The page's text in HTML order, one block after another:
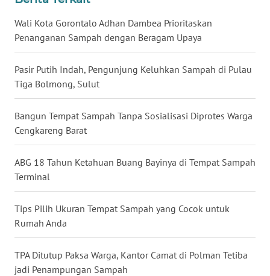
Wali Kota Gorontalo Adhan Dambea Prioritaskan
Penanganan Sampah dengan Beragam Upaya
Pasir Putih Indah, Pengunjung Keluhkan Sampah di Pulau
Tiga Bolmong, Sulut
Bangun Tempat Sampah Tanpa Sosialisasi Diprotes Warga
Cengkareng Barat
ABG 18 Tahun Ketahuan Buang Bayinya di Tempat Sampah
Terminal
Tips Pilih Ukuran Tempat Sampah yang Cocok untuk
Rumah Anda
TPA Ditutup Paksa Warga, Kantor Camat di Polman Tetiba
jadi Penampungan Sampah
WN
NUSANTARA
WN
JOGJA
WN
JATIM
WN
BALI
WN
KALBAR
WN
KALTENG